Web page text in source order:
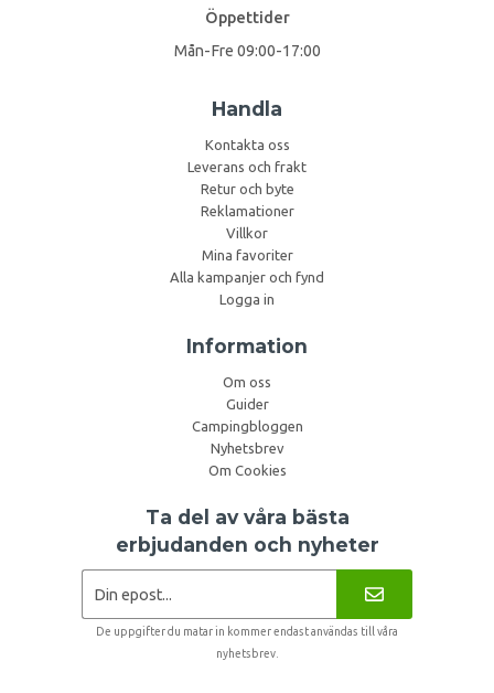
Öppettider
Mån-Fre 09:00-17:00
Handla
Kontakta oss
Leverans och frakt
Retur och byte
Reklamationer
Villkor
Mina favoriter
Alla kampanjer och fynd
Logga in
Information
Om oss
Guider
Campingbloggen
Nyhetsbrev
Om Cookies
Ta del av våra bästa
erbjudanden och nyheter
De uppgifter du matar in kommer endast användas till våra
nyhetsbrev.